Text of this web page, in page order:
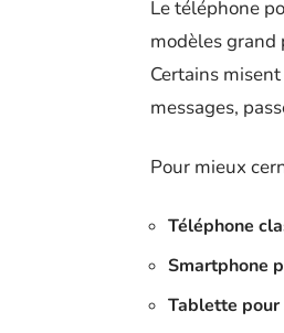
Le téléphone
modèles grand
Certains
messages,
Pour mieux
Téléphone
Smartphone
Tablette pour